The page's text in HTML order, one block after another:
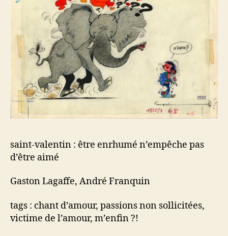
saint-valentin : être enrhumé n’empêche pas
d’être aimé
Gaston Lagaffe, André Franquin
tags : chant d’amour, passions non sollicitées,
victime de l’amour, m’enfin ?!